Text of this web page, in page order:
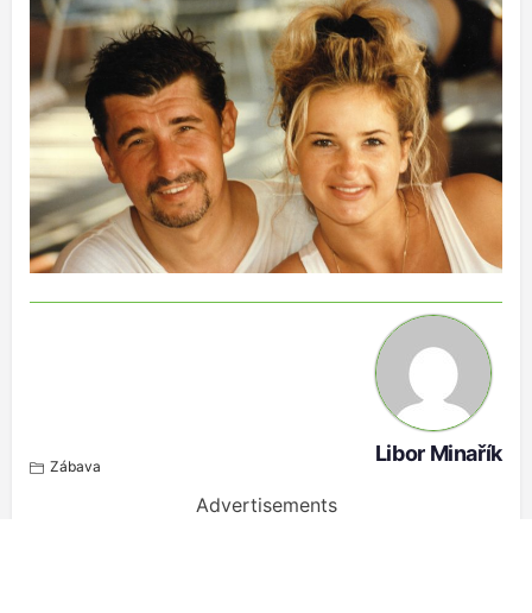
Zábava
Libor Minařík
Advertisements